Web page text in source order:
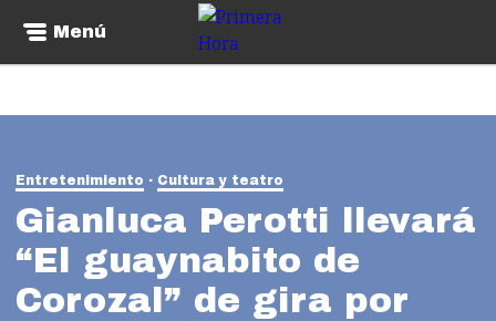
Menú
Entretenimiento Cultura y teatro
Gianluca Perotti llevará
“El guaynabito de
Corozal” de gira por